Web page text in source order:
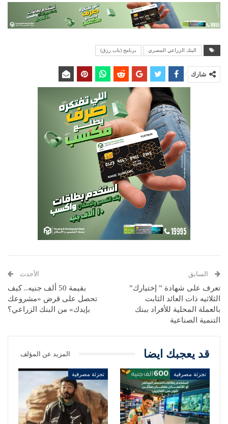
البنك الزراعي المصري برنامج (باب رزق)
شارك
السابق
تعرف على شهادة ” إختيارك”
الثلاثيه ذات العائد الثابت
بالعملة المحلية للأفراد ببنك
التنمية الصناعية
الأحدث
بقيمة 50 ألف جنيه.. كيف
تحصل على قرض «مشروعك
بإيدك» من البنك الزراعي؟
قد يعجبك ايضا المزيد عن المؤلف
تجزئة مصرفية تجزئة مصرفية